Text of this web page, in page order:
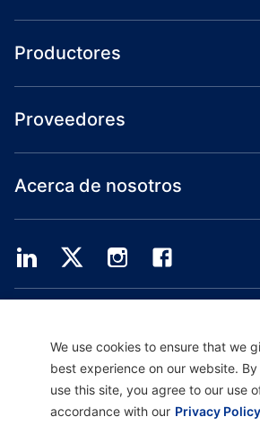
Productores
Proveedores
Acerca de nosotros
Providence Health Assurance es un HMO, HMO-POS
depende de la renovación del contrato.
We use cookies to ensure that we
best experience on our website.
use this site, you agree to our use
accordance with our Privacy